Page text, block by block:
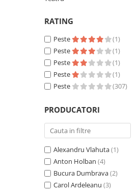
Contemporana
Publicistica / Reportaje / Interviuri
Stiinte umaniste
Sociologie si filozofie
RATING
Peste
(1)
Peste
(1)
Peste
(1)
Peste
(1)
Peste
(307)
PRODUCATORI
Alexandru Vlahuta(1)
Anton Holban (4)
Bucura Dumbrava(2)
Carol Ardeleanu (3)